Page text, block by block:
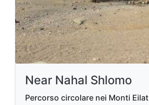
Near Nahal Shlomo
Percorso circolare nei Monti Eilat